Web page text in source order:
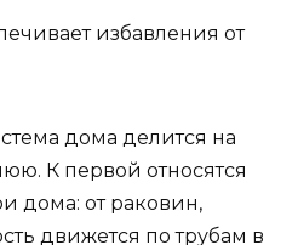
избавления от
дома делится на
К первой относятся
дома: от раковин,
движется по трубам в